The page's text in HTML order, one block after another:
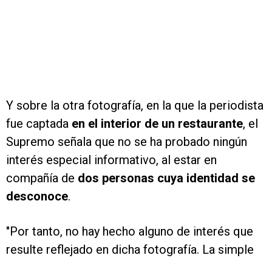
Y sobre la otra fotografía, en la que la periodista
fue captada en el interior de un restaurante, el
Supremo señala que no se ha probado ningún
interés especial informativo, al estar en
compañía de dos personas cuya identidad se
desconoce.
"Por tanto, no hay hecho alguno de interés que
resulte reflejado en dicha fotografía. La simple